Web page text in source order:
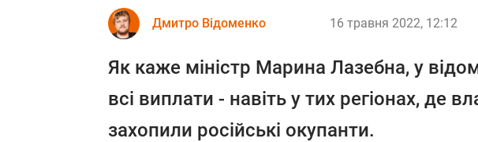
Дмитро Відоменко 16 травня 2022, 12:12
Як каже міністр Марина Лазебна, у
всі виплати - навіть у тих регіонах, де
захопили російські окупанти.